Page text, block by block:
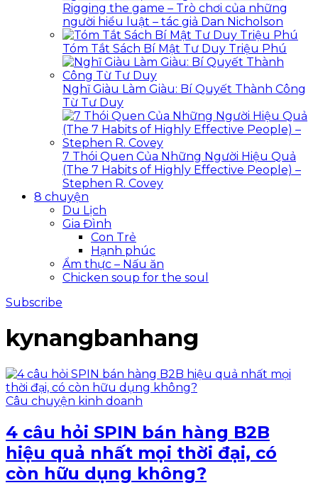
Rigging the game – Trò chơi của những
người hiểu luật – tác giả Dan Nicholson
Tóm Tắt Sách Bí Mật Tư Duy Triệu Phú
Nghĩ Giàu Làm Giàu: Bí Quyết Thành Công
Từ Tư Duy
7 Thói Quen Của Những Người Hiệu Quả
(The 7 Habits of Highly Effective People) –
Stephen R. Covey
8 chuyện
Du Lịch
Gia Đình
Con Trẻ
Hạnh phúc
Ẩm thực – Nấu ăn
Chicken soup for the soul
Subscribe
kynangbanhang
Câu chuyện kinh doanh
4 câu hỏi SPIN bán hàng B2B
hiệu quả nhất mọi thời đại, có
còn hữu dụng không?